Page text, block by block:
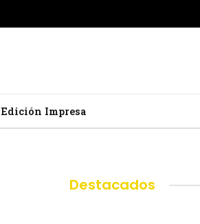
Edición Impresa
Destacados